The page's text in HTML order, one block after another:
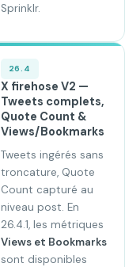
Sprinklr.
26.4
X firehose V2 —
Tweets complets,
Quote Count &
Views/Bookmarks
Tweets ingérés sans
troncature, Quote
Count capturé au
niveau post. En
26.4.1, les métriques
Views et Bookmarks
sont disponibles